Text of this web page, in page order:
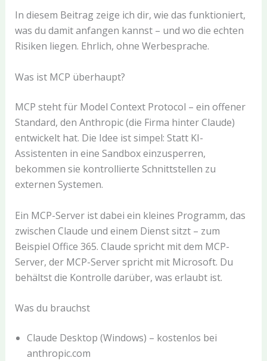
In diesem Beitrag zeige ich dir, wie das funktioniert,
was du damit anfangen kannst – und wo die echten
Risiken liegen. Ehrlich, ohne Werbesprache.
Was ist MCP überhaupt?
MCP steht für Model Context Protocol – ein offener
Standard, den Anthropic (die Firma hinter Claude)
entwickelt hat. Die Idee ist simpel: Statt KI-
Assistenten in eine Sandbox einzusperren,
bekommen sie kontrollierte Schnittstellen zu
externen Systemen.
Ein MCP-Server ist dabei ein kleines Programm, das
zwischen Claude und einem Dienst sitzt – zum
Beispiel Office 365. Claude spricht mit dem MCP-
Server, der MCP-Server spricht mit Microsoft. Du
behältst die Kontrolle darüber, was erlaubt ist.
Was du brauchst
Claude Desktop (Windows) – kostenlos bei
anthropic.com